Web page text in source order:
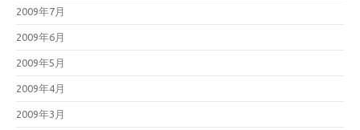
2009年7月
2009年6月
2009年5月
2009年4月
2009年3月